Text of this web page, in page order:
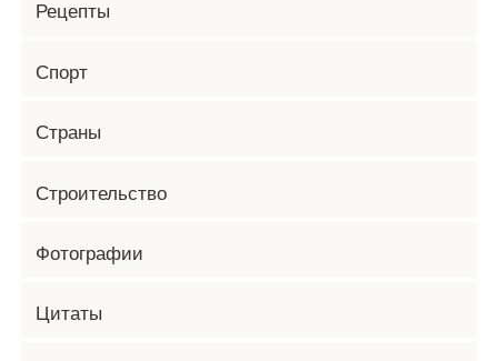
Рецепты
Спорт
Страны
Строительство
Фотографии
Цитаты